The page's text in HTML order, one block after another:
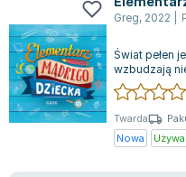
Joseph Murphy
Jan Sztaudynger
Aleksander Puszkin
Oscar Wilde
Małgorzata Ohme
Maddie Ziegler
Greg, 2022
Świat pełen
wzbudzają
prowokując
Twarda
Nowa